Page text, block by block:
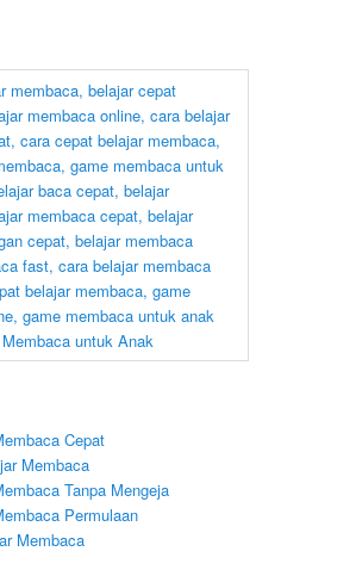
Cepat
Membaca
Tanpa Mengeja
Permulaan
Membaca